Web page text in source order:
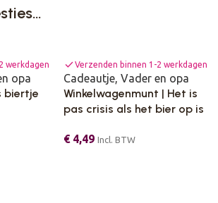
werkdagen
opa
biertje
checkVerzenden binnen 1-2 werkdagen
Cadeautje, Vader en opa
Winkelwagenmunt | Het is
pas crisis als het bier op is
€4,49 Incl. BTW